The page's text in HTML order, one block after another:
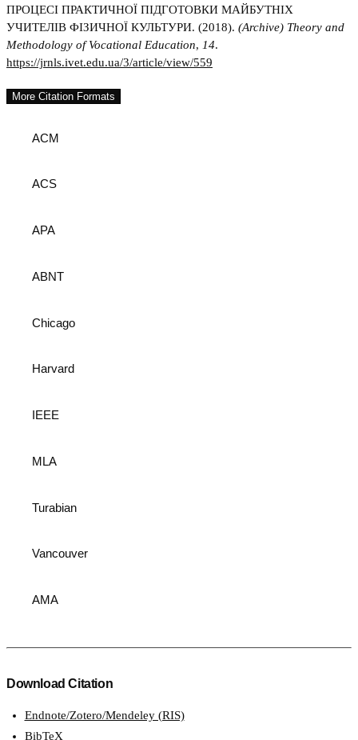
ПРОЦЕСІ ПРАКТИЧНОЇ ПІДГОТОВКИ МАЙБУТНІХ
УЧИТЕЛІВ ФІЗИЧНОЇ КУЛЬТУРИ. (2018). (Archive) Theory and
Methodology of Vocational Education, 14.
https://jrnls.ivet.edu.ua/3/article/view/559
More Citation Formats
ACM
ACS
APA
ABNT
Chicago
Harvard
IEEE
MLA
Turabian
Vancouver
AMA
Download Citation
Endnote/Zotero/Mendeley (RIS)
BibTeX